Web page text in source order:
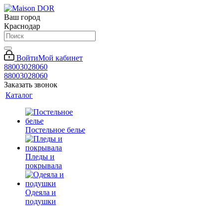
Ваш город
Краснодар
ВойтиМой кабинет
88003028060
88003028060
Заказать звонок
Каталог
Постельное белье
Пледы и
покрывала
Одеяла и
подушки